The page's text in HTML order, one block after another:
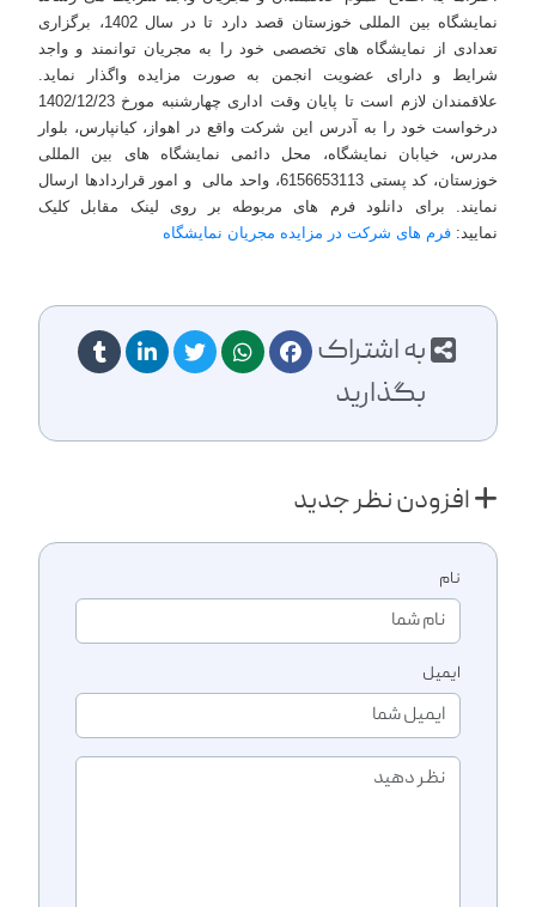
نمایشگاه بین المللی خوزستان قصد دارد تا در سال 1402، برگزاری
تعدادی از نمایشگاه های تخصصی خود را به مجریان توانمند و واجد
شرایط و دارای عضویت انجمن به صورت مزایده واگذار نماید.
علاقمندان لازم است تا پایان وقت اداری چهارشنبه مورخ 1402/12/23
درخواست خود را به آدرس این شرکت واقع در اهواز، کیانپارس، بلوار
مدرس، خیابان نمایشگاه، محل دائمی نمایشگاه های بین المللی
خوزستان، کد پستی 6156653113، واحد مالی و امور قراردادها ارسال
نمایند. برای دانلود فرم های مربوطه بر روی لینک مقابل کلیک
نمایید: فرم های شرکت در مزایده مجریان نمایشگاه
به اشتراک
بگذارید
افزودن نظر جدید
نام
ایمیل